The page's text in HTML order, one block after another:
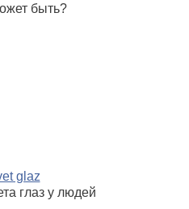
быть?
глаз у людей